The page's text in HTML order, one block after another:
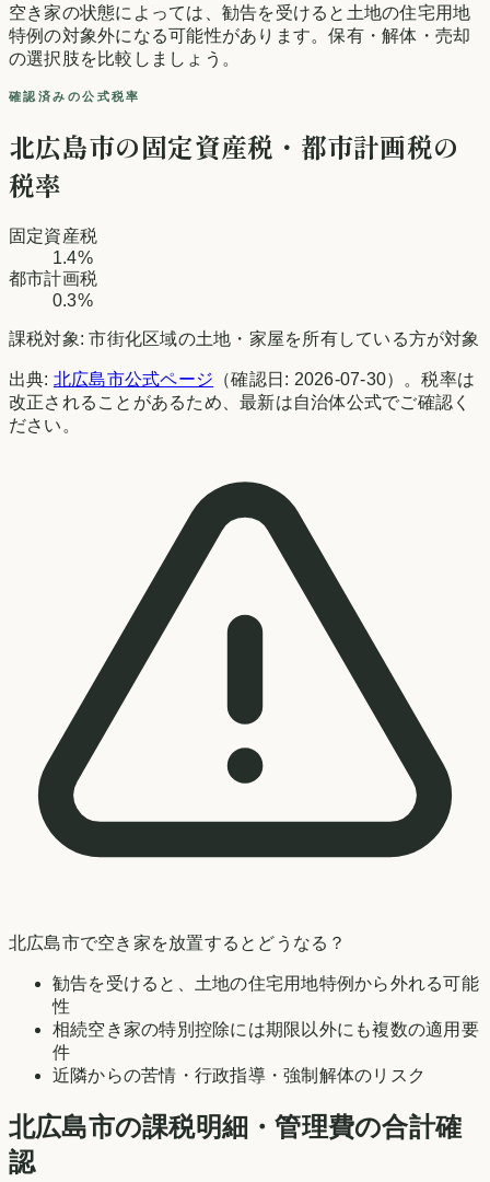
空き家の状態によっては、勧告を受けると土地の住宅用地
特例の対象外になる可能性があります。保有・解体・売却
の選択肢を比較しましょう。
確認済みの公式税率
北広島市の固定資産税・都市計画税の
税率
固定資産税
1.4%
都市計画税
0.3%
課税対象:市街化区域の土地・家屋を所有している方が対象
出典: 北広島市公式ページ （確認日: 2026-07-30）。税率は
改正されることがあるため、最新は自治体公式でご確認く
ださい。
北広島市で空き家を放置するとどうなる？
勧告を受けると、土地の住宅用地特例から外れる可能
性
相続空き家の特別控除には期限以外にも複数の適用要
件
近隣からの苦情・行政指導・強制解体のリスク
北広島市の課税明細・管理費の合計確
認